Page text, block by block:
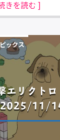
きを読む ]
ックス
エリクトロ
11/